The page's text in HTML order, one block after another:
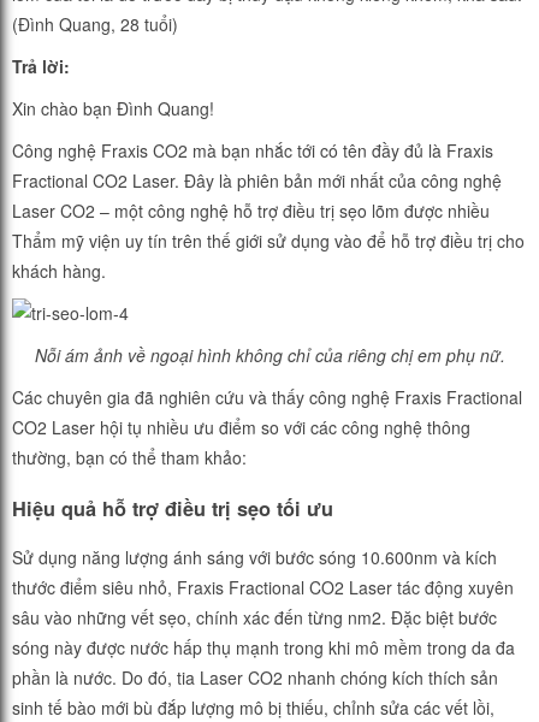
(Đình Quang, 28 tuổi)
Trả lời:
Xin chào bạn Đình Quang!
Công nghệ Fraxis CO2 mà bạn nhắc tới có tên đầy đủ là Fraxis
Fractional CO2 Laser. Đây là phiên bản mới nhất của công nghệ
Laser CO2 – một công nghệ hỗ trợ điều trị sẹo lõm được nhiều
Thẩm mỹ viện uy tín trên thế giới sử dụng vào để hỗ trợ điều trị cho
khách hàng.
Nỗi ám ảnh về ngoại hình không chỉ của riêng chị em phụ nữ.
Các chuyên gia đã nghiên cứu và thấy công nghệ Fraxis Fractional
CO2 Laser hội tụ nhiều ưu điểm so với các công nghệ thông
thường, bạn có thể tham khảo:
Hiệu quả hỗ trợ điều trị sẹo tối ưu
Sử dụng năng lượng ánh sáng với bước sóng 10.600nm và kích
thước điểm siêu nhỏ, Fraxis Fractional CO2 Laser tác động xuyên
sâu vào những vết sẹo, chính xác đến từng nm2. Đặc biệt bước
sóng này được nước hấp thụ mạnh trong khi mô mềm trong da đa
phần là nước. Do đó, tia Laser CO2 nhanh chóng kích thích sản
sinh tế bào mới bù đắp lượng mô bị thiếu, chỉnh sửa các vết lồi,